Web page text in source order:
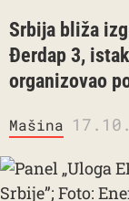
Srbija bliža
Đerdap 3,
organizovao
Mašina